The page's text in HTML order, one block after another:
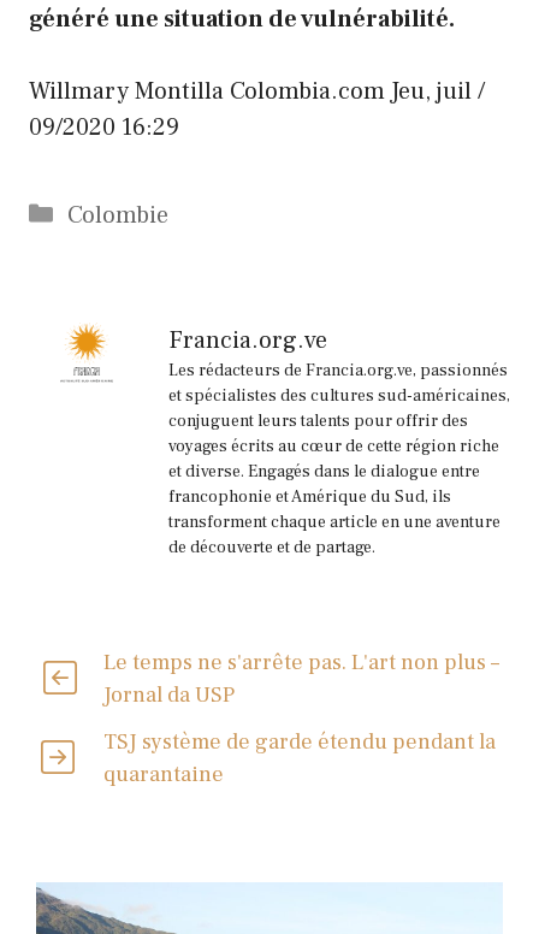
généré une situation de vulnérabilité.
Willmary Montilla Colombia.com Jeu, juil /
09/2020 16:29
Catégories
Colombie
Francia.org.ve
Les rédacteurs de Francia.org.ve, passionnés
et spécialistes des cultures sud-américaines,
conjuguent leurs talents pour offrir des
voyages écrits au cœur de cette région riche
et diverse. Engagés dans le dialogue entre
francophonie et Amérique du Sud, ils
transforment chaque article en une aventure
de découverte et de partage.
Le temps ne s'arrête pas. L'art non plus –
Jornal da USP
TSJ système de garde étendu pendant la
quarantaine